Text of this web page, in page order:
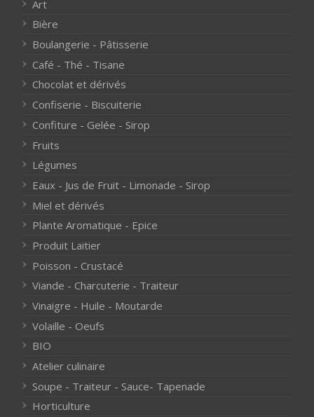
Art
Bière
Boulangerie - Pâtisserie
Café - Thé - Tisane
Chocolat et dérivés
Confiserie - Biscuiterie
Confiture - Gelée - Sirop
Fruits
Légumes
Eaux - Jus de Fruit - Limonade - Sirop
Miel et dérivés
Plante Aromatique - Epice
Produit Laitier
Poisson - Crustacé
Viande - Charcuterie - Traiteur
Vinaigre - Huile - Moutarde
Volaille - Oeufs
BIO
Atelier culinaire
Soupe - Traiteur - Sauce- Tapenade
Horticulture